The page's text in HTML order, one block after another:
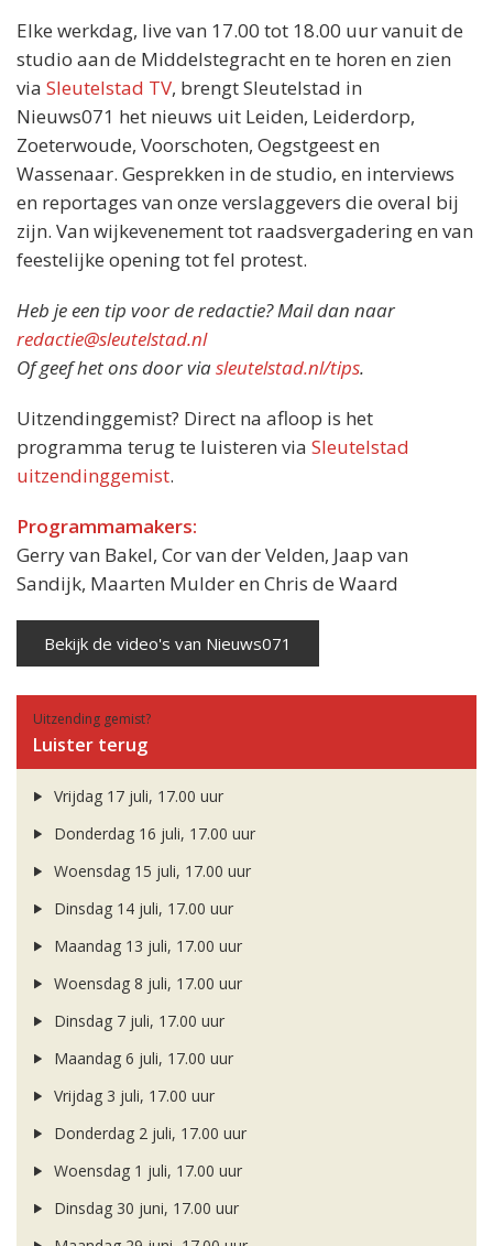
Elke werkdag, live van 17.00 tot 18.00 uur vanuit de
studio aan de Middelstegracht en te horen en zien
via Sleutelstad TV, brengt Sleutelstad in
Nieuws071 het nieuws uit Leiden, Leiderdorp,
Zoeterwoude, Voorschoten, Oegstgeest en
Wassenaar. Gesprekken in de studio, en interviews
en reportages van onze verslaggevers die overal bij
zijn. Van wijkevenement tot raadsvergadering en van
feestelijke opening tot fel protest.
Heb je een tip voor de redactie? Mail dan naar
redactie@sleutelstad.nl
Of geef het ons door viasleutelstad.nl/tips.
Uitzendinggemist? Direct na afloop is het
programma terug te luisteren via Sleutelstad
uitzendinggemist.
Programmamakers:
Gerry van Bakel, Cor van der Velden, Jaap van
Sandijk, Maarten Mulder en Chris de Waard
Bekijk de video's van Nieuws071
Uitzending gemist?
Luister terug
Vrijdag 17 juli, 17.00 uur
Donderdag 16 juli, 17.00 uur
Woensdag 15 juli, 17.00 uur
Dinsdag 14 juli, 17.00 uur
Maandag 13 juli, 17.00 uur
Woensdag 8 juli, 17.00 uur
Dinsdag 7 juli, 17.00 uur
Maandag 6 juli, 17.00 uur
Vrijdag 3 juli, 17.00 uur
Donderdag 2 juli, 17.00 uur
Woensdag 1 juli, 17.00 uur
Dinsdag 30 juni, 17.00 uur